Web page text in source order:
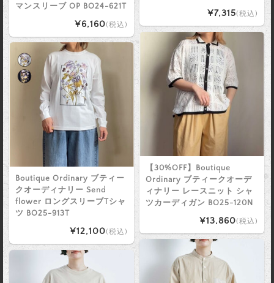
マンスリーブ OP BO24-621T
¥6,160(税込)
¥7,315(税込)
【30%OFF】Boutique
Ordinary ブティークオーデ
ィナリー レースニット シャ
ツカーディガン BO25-120N
¥13,860(税込)
Boutique Ordinary ブティー
クオーディナリー Send
flower ロングスリーブTシャ
ツ BO25-913T
¥12,100(税込)